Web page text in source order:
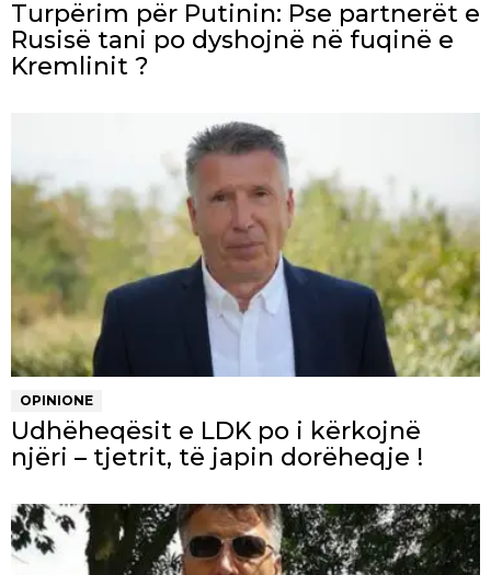
Turpërim për Putinin: Pse partnerët e
Rusisë tani po dyshojnë në fuqinë e
Kremlinit ?
OPINIONE
Udhëheqësit e LDK po i kërkojnë
njëri – tjetrit, të japin dorëheqje !